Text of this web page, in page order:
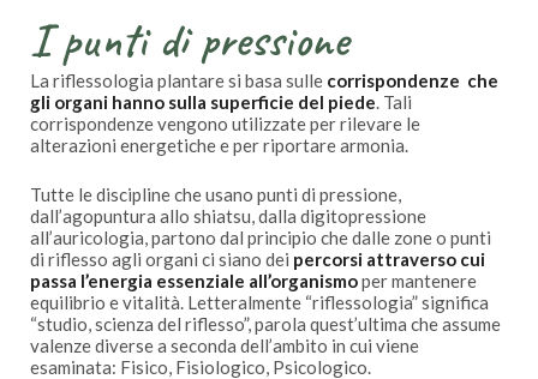
I punti di pressione
La riflessologia plantare si basa sulle corrispondenze che
gli organi hanno sulla superficie del piede. Tali
corrispondenze vengono utilizzate per rilevare le
alterazioni energetiche e per riportare armonia.
Tutte le discipline che usano punti di pressione,
dall’agopuntura allo shiatsu, dalla digitopressione
all’auricologia, partono dal principio che dalle zone o punti
di riflesso agli organi ci siano dei percorsi attraverso cui
passa l’energia essenziale all’organismoper mantenere
equilibrio e vitalità. Letteralmente “riflessologia” significa
“studio, scienza del riflesso”, parola quest’ultima che assume
valenze diverse a seconda dell’ambito in cui viene
esaminata: Fisico, Fisiologico, Psicologico.